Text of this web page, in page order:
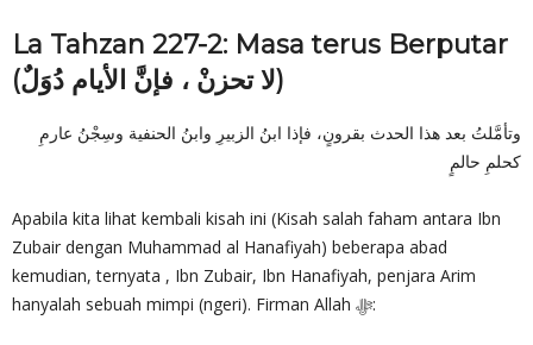
La Tahzan 227-2: Masa terus Berputar
(لا تحزنْ ، فإنَّ الأيام دُوَلٌ)
وتأمَّلتُ بعد هذا الحدث بقرونٍ، فإذا ابنُ الزبيرِ وابنُ الحنفية وسِجْنُ عارمِ
كحلمِ حالمٍ
Apabila kita lihat kembali kisah ini (Kisah salah faham antara Ibn
Zubair dengan Muhammad al Hanafiyah) beberapa abad
kemudian, ternyata , Ibn Zubair, Ibn Hanafiyah, penjara Arim
hanyalah sebuah mimpi (ngeri). Firman Allah ‎ﷻ: